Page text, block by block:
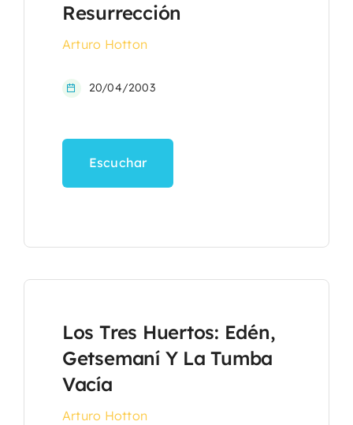
Resurrección
Arturo Hotton
20/04/2003
Escuchar
Los Tres Huertos: Edén,
Getsemaní Y La Tumba
Vacía
Arturo Hotton